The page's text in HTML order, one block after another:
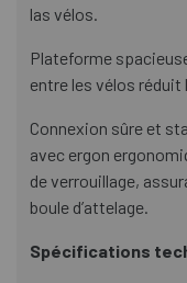
las vélos.
Plateforme
entre les vélos
Connexion sûre et
avec ergon
de verrouillage,
boule d’attelage.
Spécifications